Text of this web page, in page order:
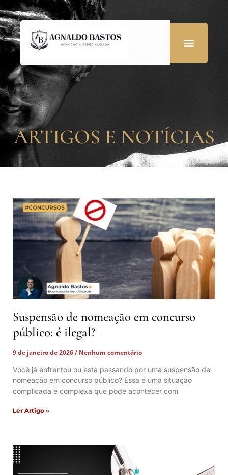
ARTIGOS E NOTÍCIAS
Suspensão de nomeação em concurso
público: é ilegal?
9 de janeiro de 2026
Nenhum comentário
Você já enfrentou ou está passando por uma suspensão de
nomeação em concurso público? Essa é uma situação
complicada e complexa que pode acontecer com
Ler Artigo »